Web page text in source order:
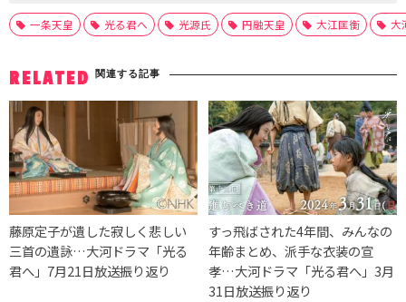
一条天皇 光る君へ 光源氏 円融天皇 大江匡衡 大
RELATED 関連する記事
藤原定子が遺した寂しく悲しい
三首の遺詠…大河ドラマ「光る
君へ」7月21日放送振り返り
すっ飛ばされた4年間、みんなの
年齢まとめ、派手な衣装の宣
孝…大河ドラマ「光る君へ」3月
31日放送振り返り